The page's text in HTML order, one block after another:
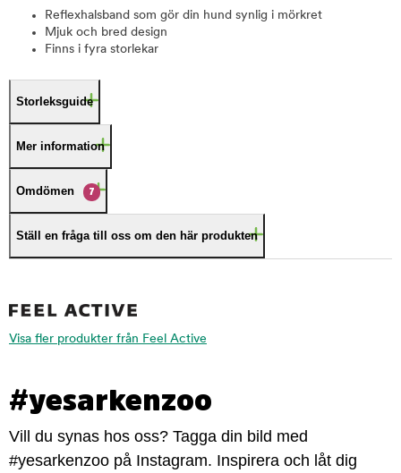
Reflexhalsband som gör din hund synlig i mörkret
Mjuk och bred design
Finns i fyra storlekar
Storleksguide
Mer information
Omdömen 7
Ställ en fråga till oss om den här produkten
Visa fler produkter från Feel Active
#yesarkenzoo
Vill du synas hos oss? Tagga din bild med
#yesarkenzoo på Instagram. Inspirera och låt dig